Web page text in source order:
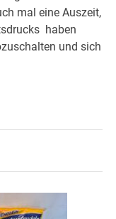
mal eine Auszeit,
haben
und sich